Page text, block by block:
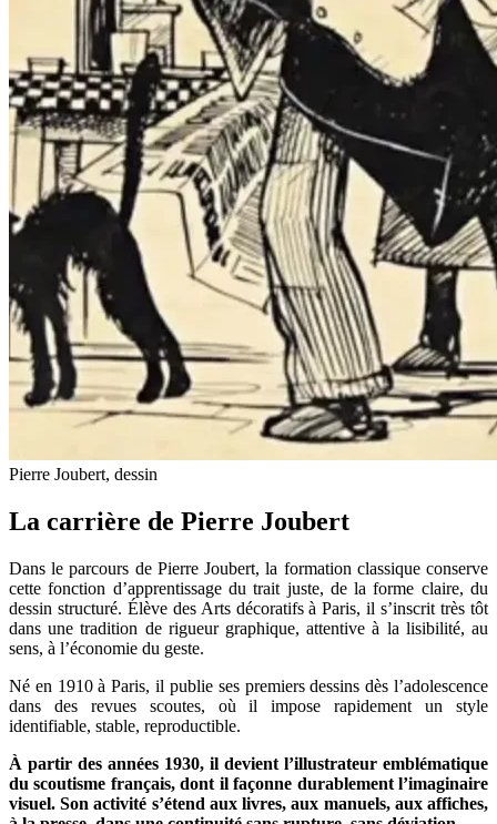
Pierre Joubert, dessin
La carrière de Pierre Joubert
Dans le parcours de Pierre Joubert, la formation classique conserve
cette fonction d’apprentissage du trait juste, de la forme claire, du
dessin structuré. Élève des Arts décoratifs à Paris, il s’inscrit très tôt
dans une tradition de rigueur graphique, attentive à la lisibilité, au
sens, à l’économie du geste.
Né en 1910 à Paris, il publie ses premiers dessins dès l’adolescence
dans des revues scoutes, où il impose rapidement un style
identifiable, stable, reproductible.
À partir des années 1930, il devient l’illustrateur emblématique
du scoutisme français, dont il façonne durablement l’imaginaire
visuel. Son activité s’étend aux livres, aux manuels, aux affiches,